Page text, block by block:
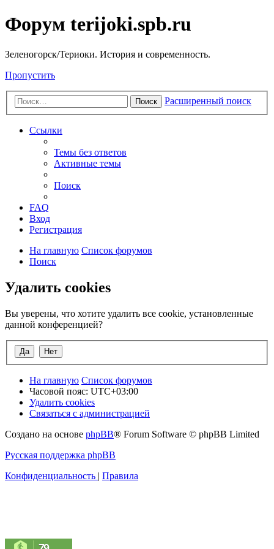
Форум terijoki.spb.ru
Зеленогорск/Териоки. История и современность.
Пропустить
Поиск Расширенный поиск
Ссылки
Темы без ответов
Активные темы
Поиск
FAQ
Вход
Регистрация
На главную Список форумов
Поиск
Удалить cookies
Вы уверены, что хотите удалить все cookie, установленные
данной конференцией?
На главную Список форумов
Часовой пояс: UTC+03:00
Удалить cookies
Связаться с администрацией
Создано на основе phpBB® Forum Software © phpBB Limited
Русская поддержка phpBB
Конфиденциальность | Правила